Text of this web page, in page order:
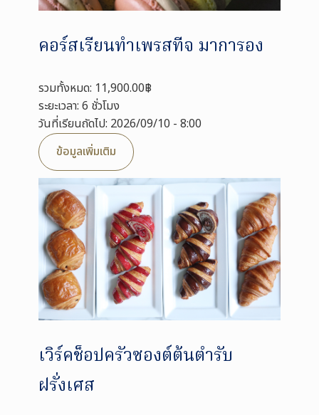
คอร์สเรียนทำเพรสทีจ มาการอง
รวมทั้งหมด: 11,900.00฿
ระยะเวลา: 6 ชั่วโมง
วันที่เรียนถัดไป: 2026/09/10 - 8:00
ข้อมูลเพิ่มเติม
เวิร์คช็อปครัวซองต์ต้นตำรับ
ฝรั่งเศส